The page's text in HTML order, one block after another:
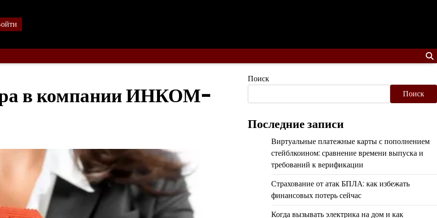
в компании ИНКОМ-
Поиск
Поиск
Последние записи
Виртуальные платежные карты с пополнением
стейблкоином: сравнение времени выпуска и
требований к верификации
Страхование от атак БПЛА: как избежать
финансовых потерь сейчас
Когда вызывать электрика на дом и как